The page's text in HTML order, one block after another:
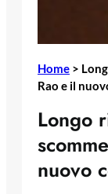
Home >
Rao e il
Longo
nuovo